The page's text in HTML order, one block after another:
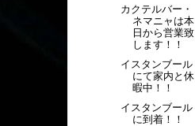
カクテルバー・
ネマニャは本
日から営業致
します！！
イスタンブール
にて家内と休
暇中！！
イスタンブール
に到着！！